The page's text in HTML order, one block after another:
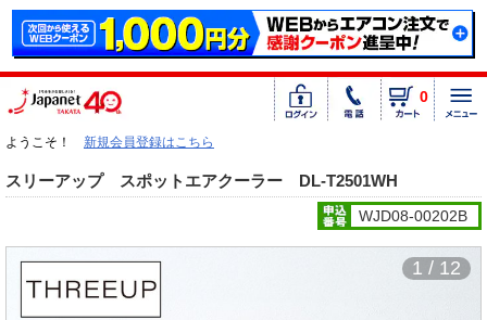
0
ようこそ！ 新規会員登録はこちら
スリーアップ スポットエアクーラー DL-T2501WH
WJD08-00202B
1 / 12